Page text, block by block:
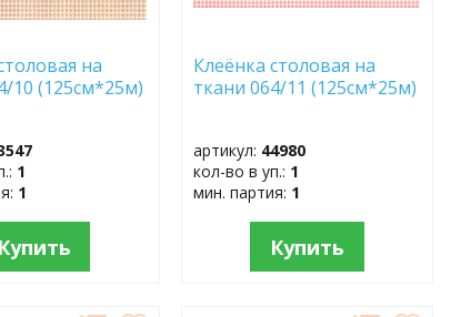
на
10 (125см*25м)
1
1
Купить
Клеёнка столовая на
ткани 064/11 (125см*25м)
артикул: 44980
кол-во в уп.: 1
мин. партия: 1
Купить